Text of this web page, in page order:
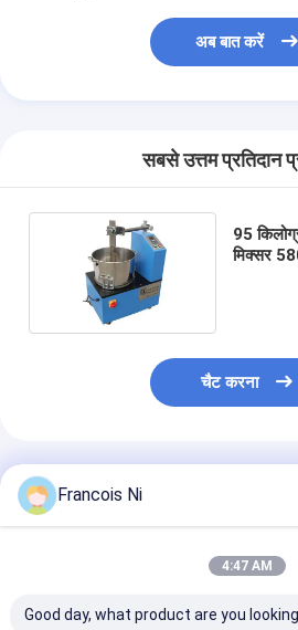
अब बात करें
सबसे उत्तम प्रतिदान
95
मिक्सर
चैट करना
अनुशंसित उत्पाद
Francois Ni
4:47 AM
Good day, what product are you